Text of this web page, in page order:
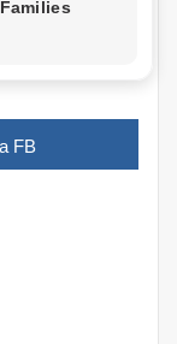
Ulicę
FB